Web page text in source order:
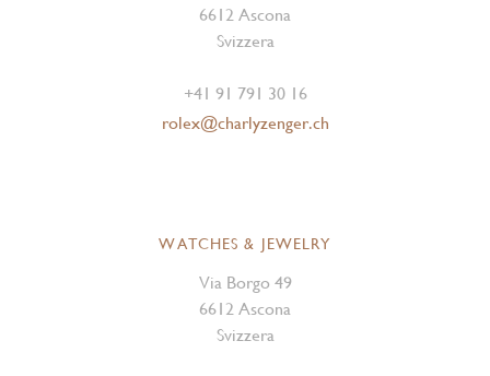
6612 Ascona
Svizzera
+41 91 791 30 16
rolex@charlyzenger.ch
WATCHES & JEWELRY
Via Borgo 49
6612 Ascona
Svizzera